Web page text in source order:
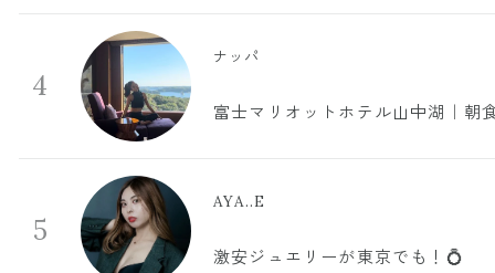
4
ナッパ
富士マリオットホテル山中湖｜朝
5
AYA..E
激安ジュエリーが東京でも！💍